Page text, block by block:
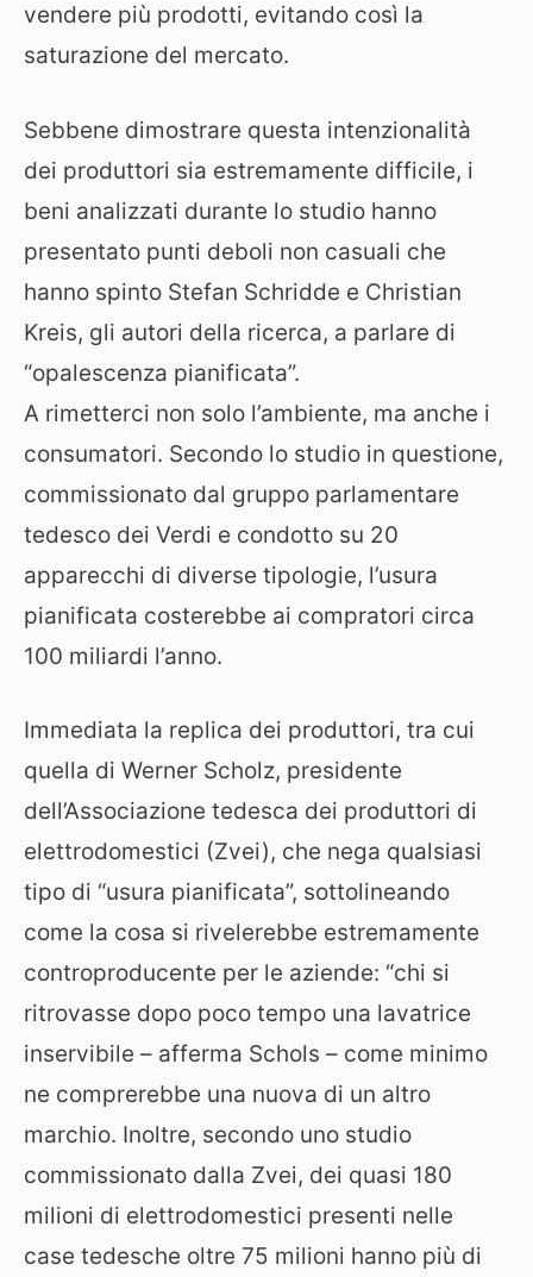
vendere più prodotti, evitando così la
saturazione del mercato.
Sebbene dimostrare questa intenzionalità
dei produttori sia estremamente difficile, i
beni analizzati durante lo studio hanno
presentato punti deboli non casuali che
hanno spinto Stefan Schridde e Christian
Kreis, gli autori della ricerca, a parlare di
“opalescenza pianificata”.
A rimetterci non solo l’ambiente, ma anche i
consumatori. Secondo lo studio in questione,
commissionato dal gruppo parlamentare
tedesco dei Verdi e condotto su 20
apparecchi di diverse tipologie, l’usura
pianificata costerebbe ai compratori circa
100 miliardi l’anno.
Immediata la replica dei produttori, tra cui
quella di Werner Scholz, presidente
dell’Associazione tedesca dei produttori di
elettrodomestici (Zvei), che nega qualsiasi
tipo di “usura pianificata”, sottolineando
come la cosa si rivelerebbe estremamente
controproducente per le aziende: “chi si
ritrovasse dopo poco tempo una lavatrice
inservibile – afferma Schols – come minimo
ne comprerebbe una nuova di un altro
marchio. Inoltre, secondo uno studio
commissionato dalla Zvei, dei quasi 180
milioni di elettrodomestici presenti nelle
case tedesche oltre 75 milioni hanno più di